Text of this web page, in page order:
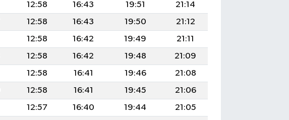
12:58 16:43 19:51
21:14
12:58 16:43 19:50
21:12
12:58 16:42 19:49
21:11
12:58 16:42 19:48
21:09
12:58 16:41 19:46
21:08
12:58 16:41 19:45
21:06
12:57 16:40 19:44
21:05